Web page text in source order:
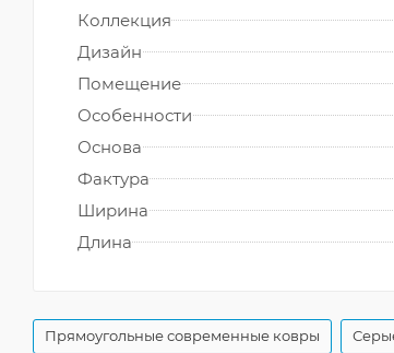
Коллекция
Дизайн
Помещение
Особенности
Основа
Фактура
Ширина
Длина
Прямоугольные современные ковры